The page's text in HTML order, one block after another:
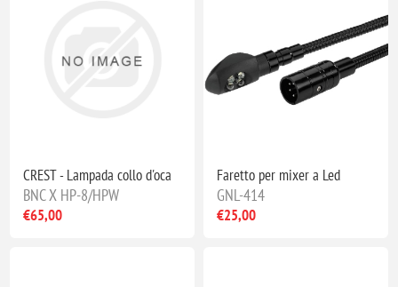
CREST - Lampada collo d'oca
BNC X HP-8/HPW
€65,00
Faretto per mixer a Led
GNL-414
€25,00